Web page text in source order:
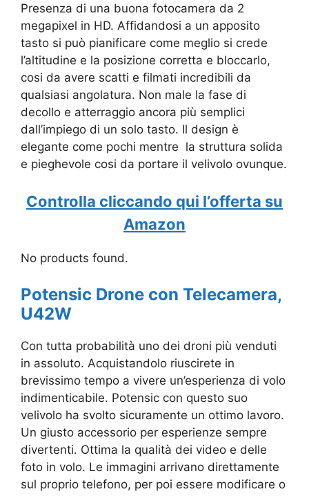
Presenza di una buona fotocamera da 2
megapixel in HD. Affidandosi a un apposito
tasto si può pianificare come meglio si crede
l’altitudine e la posizione corretta e bloccarlo,
cosi da avere scatti e filmati incredibili da
qualsiasi angolatura. Non male la fase di
decollo e atterraggio ancora più semplici
dall’impiego di un solo tasto. Il design è
elegante come pochi mentre la struttura solida
e pieghevole cosi da portare il velivolo ovunque.
Controlla cliccando qui l’offerta su
Amazon
No products found.
Potensic Drone con Telecamera,
U42W
Con tutta probabilità uno dei droni più venduti
in assoluto. Acquistandolo riuscirete in
brevissimo tempo a vivere un’esperienza di volo
indimenticabile. Potensic con questo suo
velivolo ha svolto sicuramente un ottimo lavoro.
Un giusto accessorio per esperienze sempre
divertenti. Ottima la qualità dei video e delle
foto in volo. Le immagini arrivano direttamente
sul proprio telefono, per poi essere modificare o